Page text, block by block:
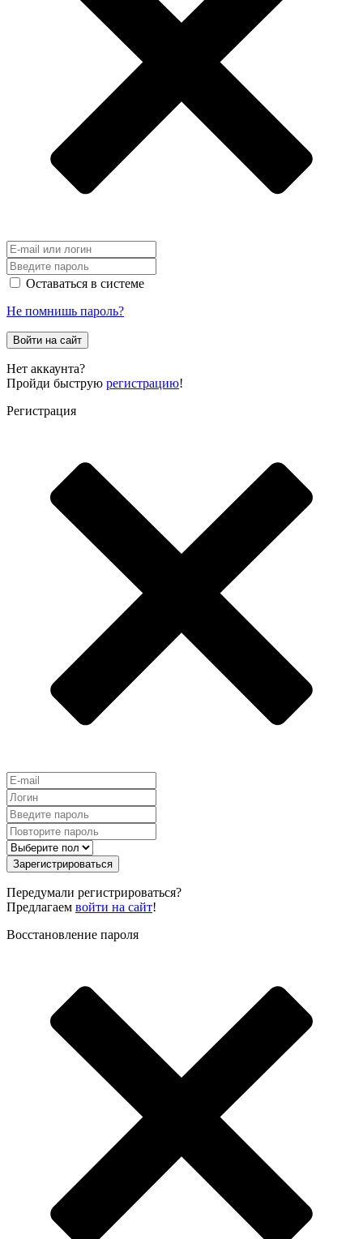
Оставаться в системе
Не помнишь пароль?
Войти на сайт
Нет аккаунта?
Пройди быструю регистрацию!
Регистрация
Зарегистрироваться
Передумали регистрироваться?
Предлагаем войти на сайт!
Восстановление пароля